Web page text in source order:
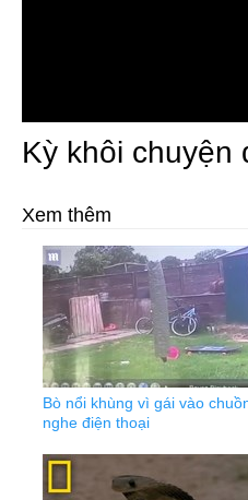
Kỳ khôi chuyện
Xem thêm
Bò nổi khùng vì gái vào
nghe điện thoại